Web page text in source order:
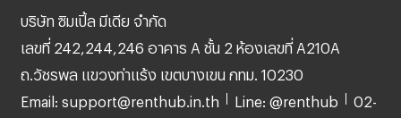
บริษัท ซิมเปิ้ล มีเดีย จำกัด
เลขที่ 242,244,246 อาคาร A ชั้น 2 ห้องเลขที่ A210A
ถ.วัชรพล แขวงท่าแร้ง เขตบางเขน กทม. 10230
Email: support@renthub.in.th Line: @renthub 02-